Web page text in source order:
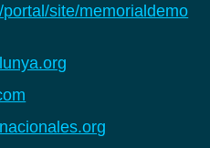
site/memorialdemo